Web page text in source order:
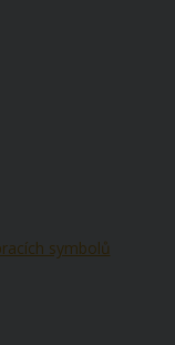
symbolů